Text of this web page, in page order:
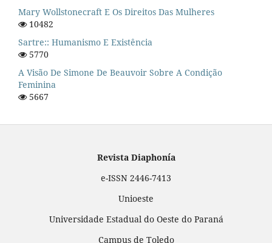
Mary Wollstonecraft E Os Direitos Das Mulheres
10482
Sartre:: Humanismo E Existência
5770
A Visão De Simone De Beauvoir Sobre A Condição
Feminina
5667
Revista Diaphonía
e-ISSN 2446-7413
Unioeste
Universidade Estadual do Oeste do Paraná
Campus de Toledo